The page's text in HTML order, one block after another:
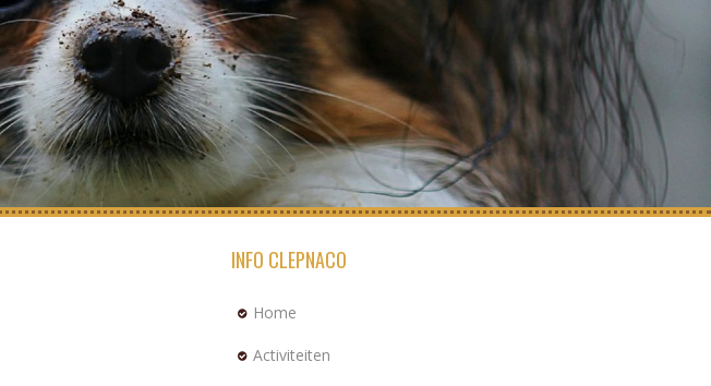
INFO CLEPNACO
Home
Activiteiten